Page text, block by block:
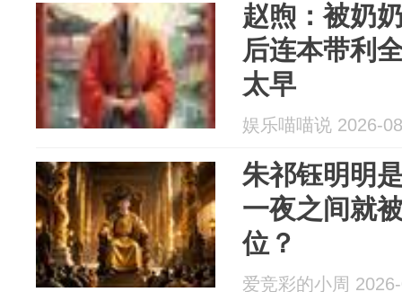
赵煦：被奶
后连本带利
太早
娱乐喵喵说 2026-
朱祁钰明明
一夜之间就
位？
爱竞彩的小周